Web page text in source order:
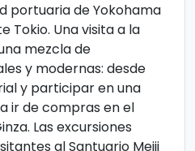
portuaria de Yokohama
Tokio. Una visita a la
mezcla de
y modernas: desde
y participar en una
ir de compras en el
Las excursiones
al Santuario Meiji